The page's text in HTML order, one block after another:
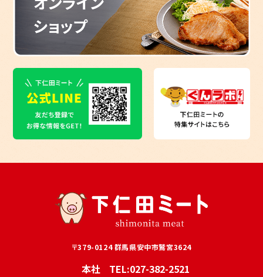
〒379-0124 群馬県安中市鷲宮3624
本社
TEL:027-382-2521